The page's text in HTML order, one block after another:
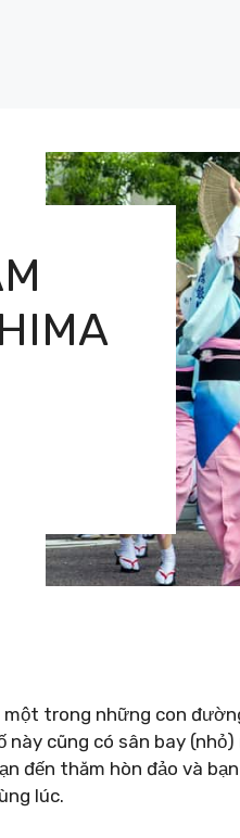
trong những con
cũng có sân bay
đến thăm hòn đảo và
lúc.